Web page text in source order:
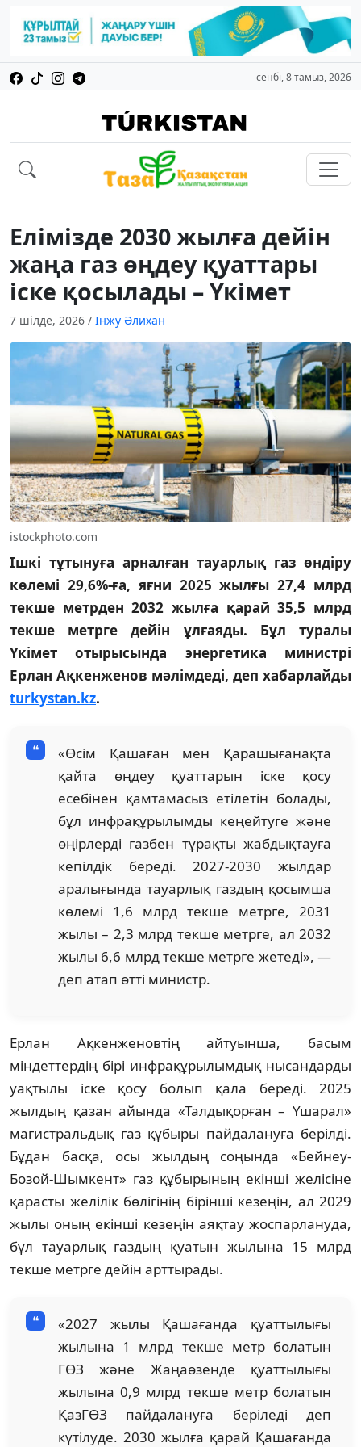
сенбі, 8 тамыз, 2026
Елімізде 2030 жылға дейін
жаңа газ өңдеу қуаттары
іске қосылады – Үкімет
7 шілде, 2026 / Інжу Әлихан
istockphoto.com
Ішкі тұтынуға арналған тауарлық газ өндіру
көлемі 29,6%-ға, яғни 2025 жылғы 27,4 млрд
текше метрден 2032 жылға қарай 35,5 млрд
текше метрге дейін ұлғаяды. Бұл туралы
Үкімет отырысында энергетика министрі
Ерлан Ақкенженов мәлімдеді, деп хабарлайды
turkystan.kz.
«Өсім Қашаған мен Қарашығанақта
қайта өңдеу қуаттарын іске қосу
есебінен қамтамасыз етілетін болады,
бұл инфрақұрылымды кеңейтуге және
өңірлерді газбен тұрақты жабдықтауға
кепілдік береді. 2027-2030 жылдар
аралығында тауарлық газдың қосымша
көлемі 1,6 млрд текше метрге, 2031
жылы – 2,3 млрд текше метрге, ал 2032
жылы 6,6 млрд текше метрге жетеді», —
деп атап өтті министр.
Ерлан Ақкенженовтің айтуынша, басым
міндеттердің бірі инфрақұрылымдық нысандарды
уақтылы іске қосу болып қала береді. 2025
жылдың қазан айында «Талдықорған – Үшарал»
магистральдық газ құбыры пайдалануға берілді.
Бұдан басқа, осы жылдың соңында «Бейнеу-
Бозой-Шымкент» газ құбырының екінші желісіне
қарасты желілік бөлігінің бірінші кезеңін, ал 2029
жылы оның екінші кезеңін аяқтау жоспарлануда,
бұл тауарлық газдың қуатын жылына 15 млрд
текше метрге дейін арттырады.
«2027 жылы Қашағанда қуаттылығы
жылына 1 млрд текше метр болатын
ГӨЗ және Жаңаөзенде қуаттылығы
жылына 0,9 млрд текше метр болатын
ҚазГӨЗ пайдалануға беріледі деп
күтілуде. 2030 жылға қарай Қашағанда